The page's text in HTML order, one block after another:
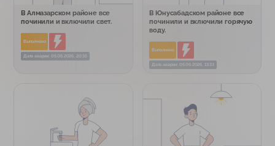
В Алмазарском районе все
починили и включили свет.
Выполнено
Дата аварии: 05.06.2026, 20:35
В Юнусабадском районе все
починили и включили горячую
воду.
Выполнено
Дата аварии: 05.06.2026, 13:33